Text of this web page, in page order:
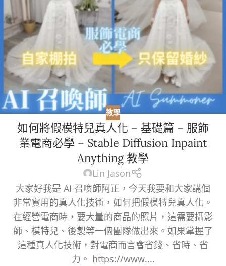
教學
如何將假模特兒真人化 – 基礎篇 – 服飾
業電商必學 – Stable Diffusion Inpaint
Anything 教學
Lin Jason
大家好我是 AI 召喚師阿正，今天我要和大家講個
非常實用的真人化技術，如何把假模特兒真人化。
在經營電商時，要大量的商品的照片，這需要攝影
師、模特兒、後製等一個團隊做出來。如果掌握了
這種真人化技術，對電商而言會省錢、省時、省
力。 https://www....